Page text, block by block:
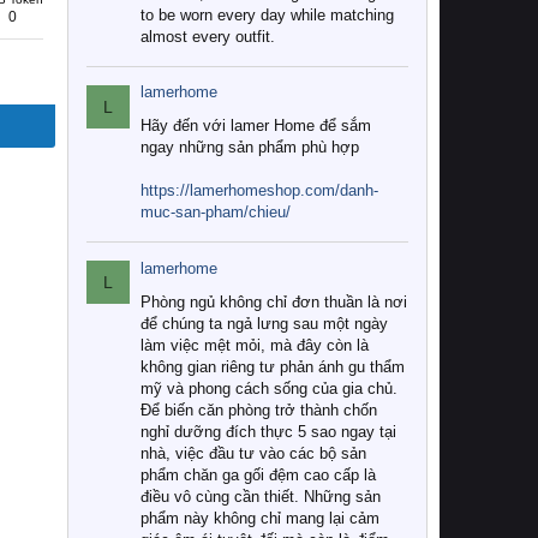
0
to be worn every day while matching
almost every outfit.
L
lamerhome
Hãy đến với lamer Home để sắm
ngay những sản phẩm phù hợp
https://lamerhomeshop.com/danh-
muc-san-pham/chieu/
L
lamerhome
Phòng ngủ không chỉ đơn thuần là nơi
để chúng ta ngả lưng sau một ngày
làm việc mệt mỏi, mà đây còn là
không gian riêng tư phản ánh gu thẩm
mỹ và phong cách sống của gia chủ.
Để biến căn phòng trở thành chốn
nghỉ dưỡng đích thực 5 sao ngay tại
nhà, việc đầu tư vào các bộ sản
phẩm chăn ga gối đệm cao cấp là
điều vô cùng cần thiết. Những sản
phẩm này không chỉ mang lại cảm